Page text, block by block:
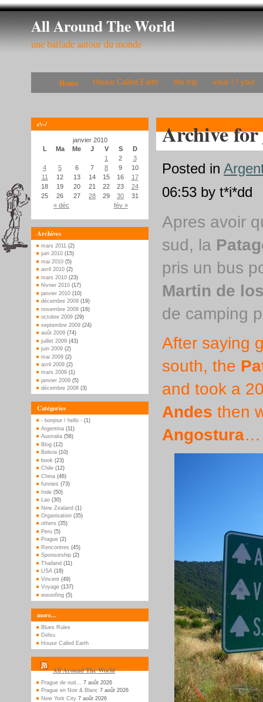
All Around The World
une ballade autour du monde
Home House Called Earth the trip vous ! / you!
c\~/
janvier 2010
L
Ma Me J V S D
« déc fév »
1 2
3
4
5 6 7 8 9
10
11
12 13 14 15 16
17
18
19 20 21 22 23
24
25
26 27 28 29 30 31
Archives
mars 2011 (2)
juin 2010 (15)
mai 2010 (5)
avril 2010 (2)
mars 2010 (23)
février 2010 (17)
janvier 2010 (10)
décembre 2009 (19)
novembre 2009 (16)
octobre 2009 (29)
septembre 2009 (24)
août 2009 (74)
juillet 2009 (43)
juin 2009 (2)
mai 2009 (2)
avril 2009 (2)
mars 2009 (1)
janvier 2009 (5)
décembre 2008 (3)
Catégories
- bonjour / hello - (1)
Argentina (11)
Australia (56)
Blog (12)
Bolivia (10)
book (23)
Chile (12)
China (46)
funnies (73)
Inde (50)
Lao (30)
New Zealand (1)
Organisation (35)
others (35)
Peru (5)
Prague (2)
Rencontres (45)
Sponsorship (2)
Thailand (11)
USA (18)
Vincent (49)
Voyage (137)
wwoofing (5)
more...
Blues Rules
Delsu
House Called Earth
All Around The World
Prague de nuit…
7 août 2026
Prague en Noir & Blanc 7 août 2026
New York City 7 août 2026
Archive
Posted in
06:53 by t*i*dd
Apres avoir
sud, la
pris un bus
Martin de
de camping
After saying
south, the
and took a
Andes then
Angostura…